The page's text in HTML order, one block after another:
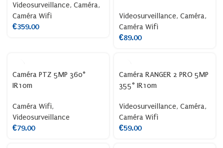
Videosurveillance, Caméra,
Caméra Wifi
€359.00
Videosurveillance, Caméra,
Caméra Wifi
€89.00
Caméra PTZ 5MP 360°
IR10m
Caméra Wifi,
Videosurveillance
€79.00
Caméra RANGER 2 PRO 5MP
355° IR10m
Videosurveillance, Caméra,
Caméra Wifi
€59.00